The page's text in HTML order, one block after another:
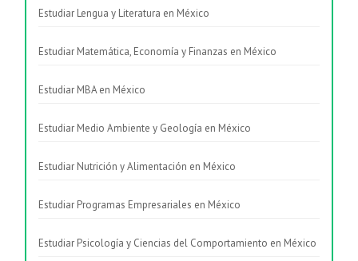
Estudiar Lengua y Literatura en México
Estudiar Matemática, Economía y Finanzas en México
Estudiar MBA en México
Estudiar Medio Ambiente y Geología en México
Estudiar Nutrición y Alimentación en México
Estudiar Programas Empresariales en México
Estudiar Psicología y Ciencias del Comportamiento en México